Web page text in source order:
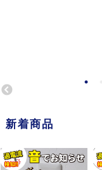
新着商品